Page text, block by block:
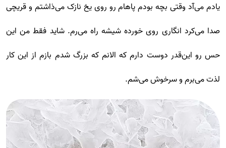
یادم می‌آد وقتی بچه بودم پاهام رو روی یخ نازک می‌ذاشتم و قریچی
صدا می‌کرد انگاری روی خورده شیشه راه می‌رم. شاید فقط من این
حس رو این‌قدر دوست دارم که الانم که بزرگ شدم بازم از این کار
لذت می‌برم و سرخوش می‌شم.